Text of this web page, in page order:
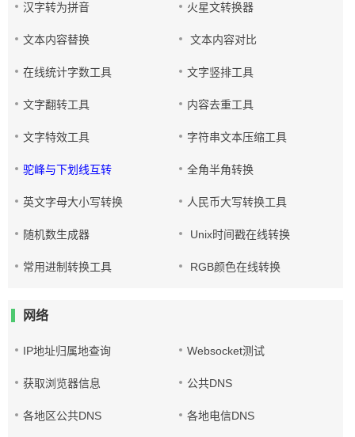
汉字转为拼音 火星文转换器
文本内容替换 文本内容对比
在线统计字数工具 文字竖排工具
文字翻转工具 内容去重工具
文字特效工具 字符串文本压缩工具
驼峰与下划线互转 全角半角转换
英文字母大小写转换 人民币大写转换工具
随机数生成器 Unix时间戳在线转换
常用进制转换工具 RGB颜色在线转换
网络
IP地址归属地查询 Websocket测试
获取浏览器信息 公共DNS
各地区公共DNS 各地电信DNS